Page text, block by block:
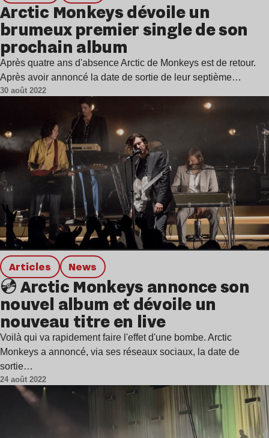
Arctic Monkeys dévoile un
brumeux premier single de son
prochain album
Après quatre ans d'absence Arctic de Monkeys est de retour.
Après avoir annoncé la date de sortie de leur septième…
30 août 2022
Articles news
💿 Arctic Monkeys annonce son
nouvel album et dévoile un
nouveau titre en live
Voilà qui va rapidement faire l'effet d'une bombe. Arctic
Monkeys a annoncé, via ses réseaux sociaux, la date de
sortie…
24 août 2022